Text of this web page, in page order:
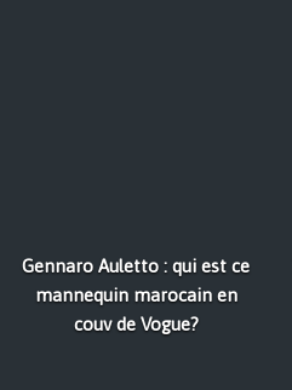
Gennaro Auletto : qui est ce
mannequin marocain en
couv de Vogue?